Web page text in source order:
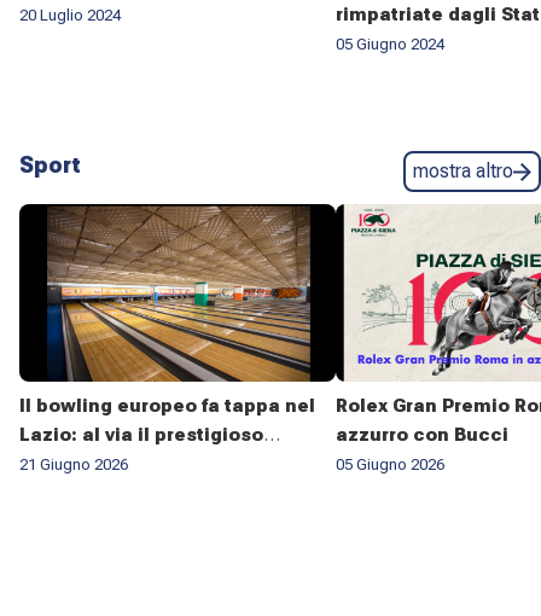
20 Luglio 2024
rimpatriate dagli
05 Giugno 2024
Sport mostra altro
Il bowling europeo fa tappa nel
Lazio: al via il prestigioso
campionato ESBC 2026
21 Giugno 2026
Rolex Gran Premio
azzurro con Bucci
05 Giugno 2026